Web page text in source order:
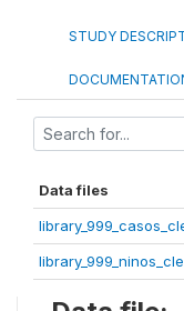
STUDY
Data files